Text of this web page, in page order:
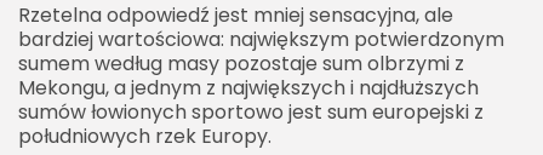
Rzetelna odpowiedź jest mniej sensacyjna, ale
bardziej wartościowa: największym potwierdzonym
sumem według masy pozostaje sum olbrzymi z
Mekongu, a jednym z największych i najdłuższych
sumów łowionych sportowo jest sum europejski z
południowych rzek Europy.